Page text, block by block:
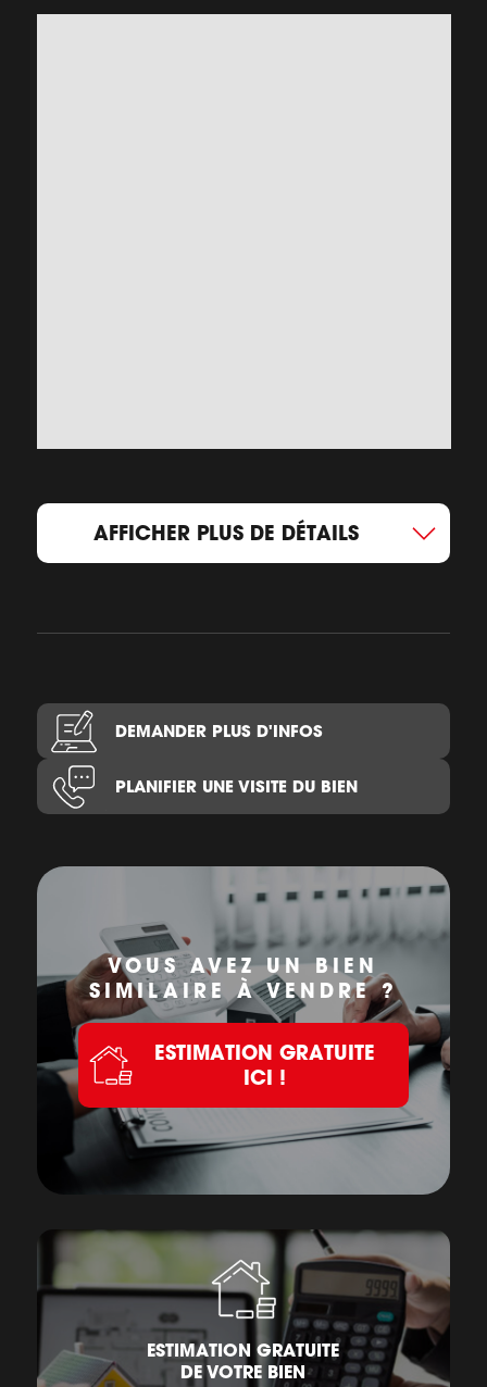
AFFICHER PLUS DE DÉTAILS
DEMANDER PLUS D'INFOS
PLANIFIER UNE VISITE DU BIEN
VOUS AVEZ UN BIEN
SIMILAIRE À VENDRE ?
ESTIMATION GRATUITE
ICI !
ESTIMATION GRATUITE
DE VOTRE BIEN